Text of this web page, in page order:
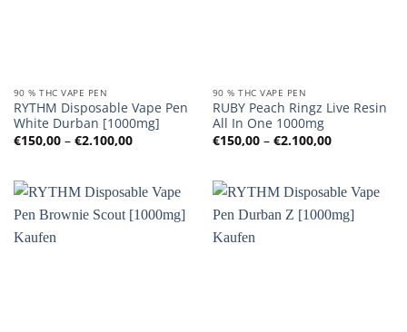
90 % THC VAPE PEN
RYTHM Disposable Vape Pen
White Durban [1000mg]
€150,00 – €2.100,00Preisspanne:
€150,00
90 % THC VAPE PEN
RUBY Peach Ringz Live Resin
All In One 1000mg
€150,00 – €2.100,00
€150,00